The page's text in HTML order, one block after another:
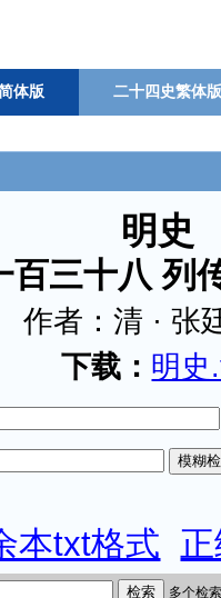
体版 二十四史繁体版
明史
百三十八 列
作者：清 · 张
下载： 明史
本txt格式